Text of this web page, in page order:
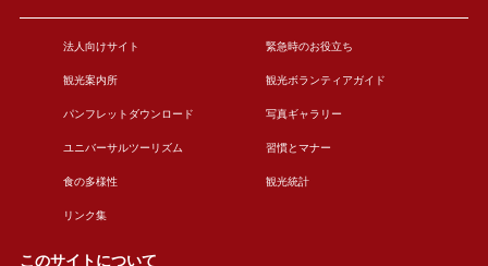
法人向けサイト 緊急時のお役立ち
観光案内所 観光ボランティアガイド
パンフレットダウンロード 写真ギャラリー
ユニバーサルツーリズム 習慣とマナー
食の多様性 観光統計
リンク集
このサイトについて